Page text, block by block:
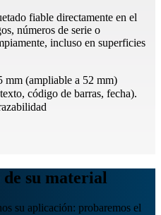
fiable directamente en el
números de serie o
incluso en superficies
mm (ampliable a 52 mm)
código de barras, fecha).
su material
su aplicación: probaremos el